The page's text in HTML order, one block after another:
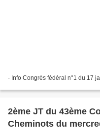
- Info Congrès fédéral n°1 du 17
2ème JT du 43ème
Cheminots du